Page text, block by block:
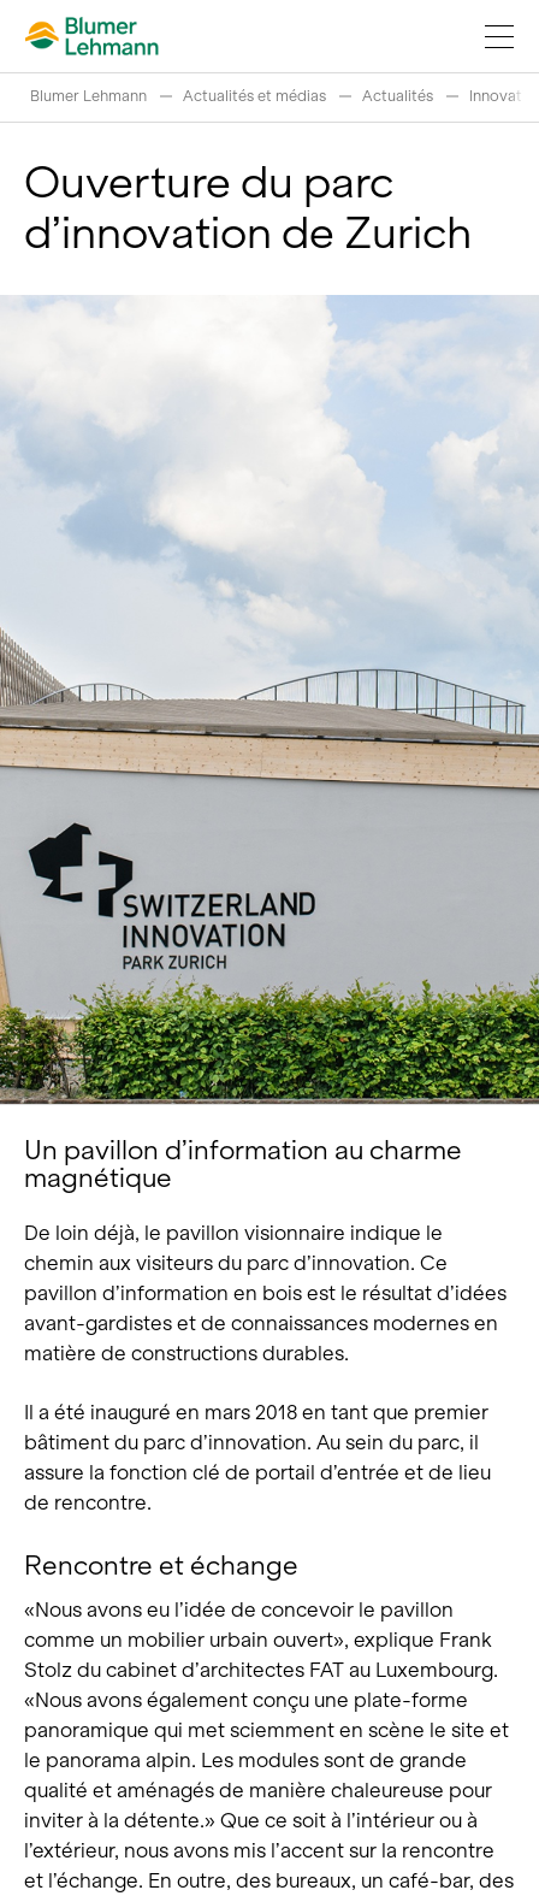
Réaliser projets de construction
Acheter des produits
Fascination du bois
Actualités et médias
Contact
Recherche
Français
Blumer Lehmann Actualités et médias Actualités
Ouverture du parc
d’innovation de Zurich
Un pavillon d’information au charme
magnétique
De loin déjà, le pavillon visionnaire indique le
chemin aux visiteurs du parc d’innovation. Ce
pavillon d’information en bois est le résultat d’idées
avant-gardistes et de connaissances modernes en
matière de constructions durables.
Il a été inauguré en mars 2018 en tant que premier
bâtiment du parc d’innovation. Au sein du parc, il
assure la fonction clé de portail d’entrée et de lieu
de rencontre.
Rencontre et échange
«Nous avons eu l’idée de concevoir le pavillon
comme un mobilier urbain ouvert», explique Frank
Stolz du cabinet d’architectes FAT au Luxembourg.
«Nous avons également conçu une plate-forme
panoramique qui met sciemment en scène le site et
le panorama alpin. Les modules sont de grande
qualité et aménagés de manière chaleureuse pour
inviter à la détente.» Que ce soit à l’intérieur ou à
l’extérieur, nous avons mis l’accent sur la rencontre
et l’échange. En outre, des bureaux, un café-bar, des